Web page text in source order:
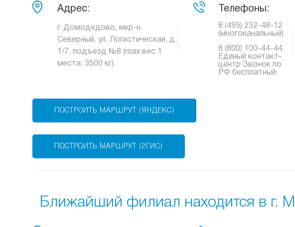
Адрес:
г. Домодедово, мкр-н.
Северный, ул. Логистическая, д.
1/7, подъезд №8 (max вес 1
места: 3500 кг).
Телефоны:
8 (495) 232-48-12
(многоканальный)
8 (800) 100-44-44
Единый контакт-
центр Звонок по
РФ бесплатный
ПОСТРОИТЬ МАРШРУТ (ЯНДЕКС)
ПОСТРОИТЬ МАРШРУТ (2ГИС)
Ближайший филиал находится в г.